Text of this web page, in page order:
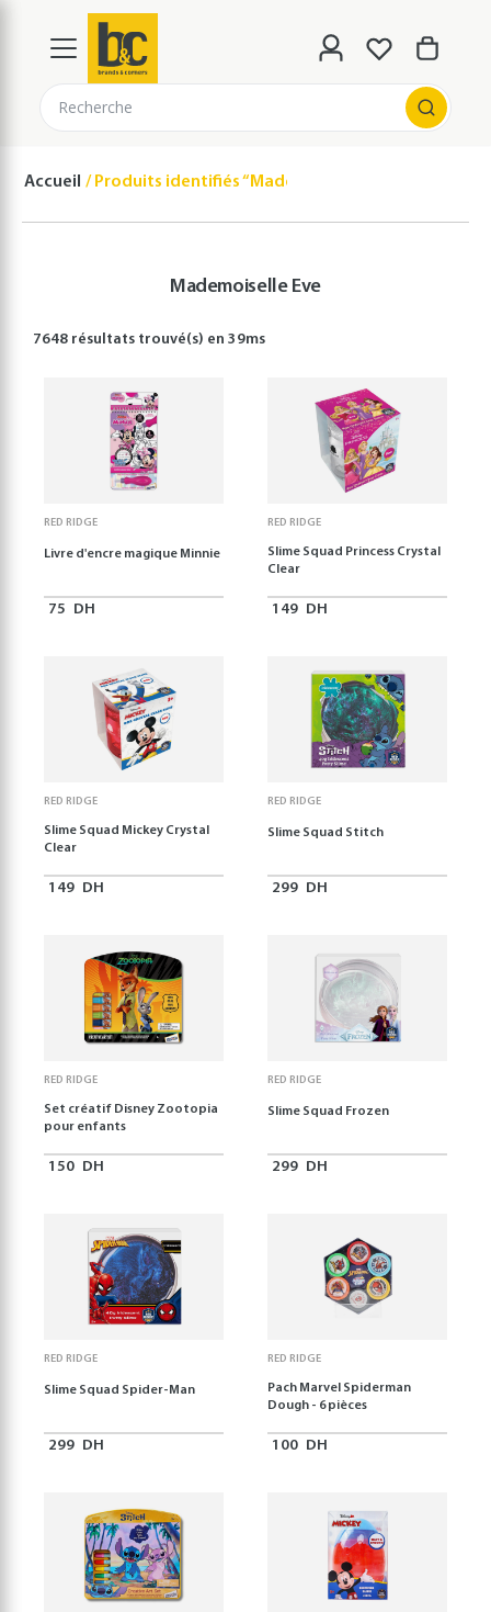
Recherche
Accueil Produits identifiés “Mademoiselle Eve”
Mademoiselle Eve
7648 résultats trouvé(s) en39ms
RED RIDGE
Livre d'encre magique Minnie
75 DH
RED RIDGE
Slime Squad Princess Crystal
Clear
149 DH
RED RIDGE
Slime Squad Mickey Crystal
Clear
149 DH
RED RIDGE
Slime Squad Stitch
299 DH
RED RIDGE
Set créatif Disney Zootopia
pour enfants
150 DH
RED RIDGE
Slime Squad Frozen
299 DH
RED RIDGE
Slime Squad Spider-Man
299 DH
RED RIDGE
Pach Marvel Spiderman
Dough - 6 pièces
100 DH